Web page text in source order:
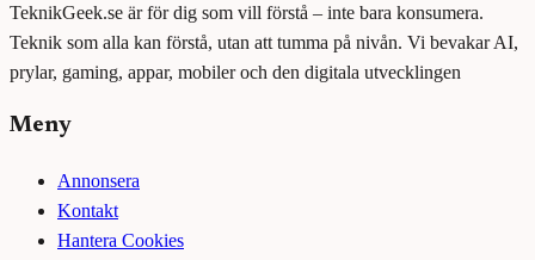
TeknikGeek.se är för dig som vill förstå – inte bara konsumera.
Teknik som alla kan förstå, utan att tumma på nivån. Vi bevakar AI,
prylar, gaming, appar, mobiler och den digitala utvecklingen
Meny
Annonsera
Kontakt
Hantera Cookies